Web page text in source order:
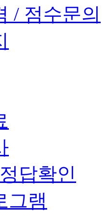
/ 점수문의
답확인
그램